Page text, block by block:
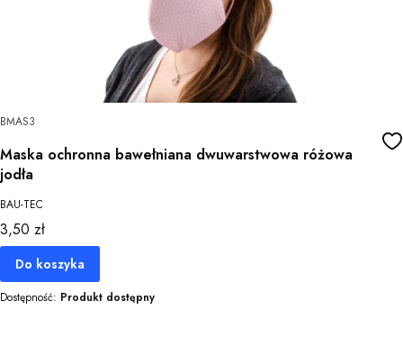
BMAS3
Maska ochronna bawełniana dwuwarstwowa różowa
jodła
BAU-TEC
Cena
3,50 zł
Do koszyka
Dostępność: Produkt dostępny